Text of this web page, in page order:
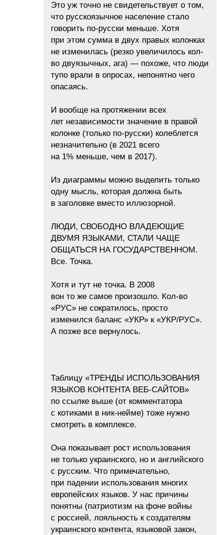
Это уж точно не свидетельствует о том,
что русскоязычное население стало
говорить по-русски меньше. Хотя
при этом сумма в двух правых колонках
не изменилась (резко увеличилось кол-
во двуязычных, ага) — похоже, что люди
тупо врали в опросах, непонятно чего
опасаясь.
И вообще на протяжении всех
лет независимости значение в правой
колонке (только по-русски) колеблется
незначительно (в 2021 всего
на 1% меньше, чем в 2017).
Из диаграммы можно выделить только
одну мысль, которая должна быть
в заголовке вместо иллюзорной.
ЛЮДИ, СВОБОДНО ВЛАДЕЮЩИЕ
ДВУМЯ ЯЗЫКАМИ, СТАЛИ ЧАЩЕ
ОБЩАТЬСЯ НА ГОСУДАРСТВЕННОМ.
Все. Точка.
Хотя и тут не точка. В 2008
вон то же самое произошло. Кол-во
«РУС» не сократилось, просто
изменился баланс «УКР» к «УКР/РУС».
А позже все вернулось.
Таблицу «ТРЕНДЫ ИСПОЛЬЗОВАНИЯ
ЯЗЫКОВ КОНТЕНТА ВЕБ-САЙТОВ»
по ссылке выше (от комментатора
с котиками в ник-нейме) тоже нужно
смотреть в комплексе.
Она показывает рост использования
не только украинского, но и английского
с русским. Что примечательно,
при падении использования многих
европейских языков. У нас причины
понятны (патриотизм на фоне войны
с россией, лояльность к создателям
украинского контента, языковой закон,